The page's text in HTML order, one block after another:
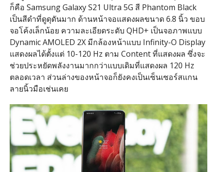
ก็คือ Samsung Galaxy S21 Ultra 5G สี Phantom Black
เป็นสีดำที่ดูดุดันมาก ด้านหน้าจอแสดงผลขนาด 6.8 นิ้ว ขอบ
จอโค้งเล็กน้อย ความละเอียดระดับ QHD+ เป็นจอภาพแบบ
Dynamic AMOLED 2X มีกล้องหน้าแบบ Infinity-O Display
แสดงผลได้ตั้งแต่ 10-120 Hz ตาม Content ที่แสดงผล ซึ่งจะ
ช่วยประหยัดพลังงานมากกว่าแบบเดิมที่แสดงผล 120 Hz
ตลอดเวลา ส่วนล่างของหน้าจอก็ยังคงเป็นเซ็นเซอร์สแกน
ลายนิ้วมือเช่นเคย